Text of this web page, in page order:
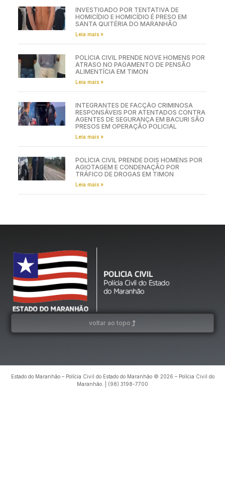
INVESTIGADO POR TENTATIVA DE
HOMICÍDIO E HOMICÍDIO É PRESO EM
SANTA QUITÉRIA DO MARANHÃO
Leia mais »
POLÍCIA CIVIL PRENDE NOVE HOMENS POR
ATRASO NO PAGAMENTO DE PENSÃO
ALIMENTÍCIA EM TIMON
Leia mais »
INTEGRANTES DE FACÇÃO CRIMINOSA
RESPONSÁVEIS POR ATENTADOS CONTRA
AGENTES DE SEGURANÇA EM BACURI SÃO
PRESOS EM OPERAÇÃO POLICIAL
Leia mais »
POLÍCIA CIVIL PRENDE DOIS HOMENS POR
AGIOTAGEM E CONDENAÇÃO POR
TRÁFICO DE DROGAS EM TIMON
Leia mais »
voltar ao topo
Estado do Maranhão – Polícia Civil do Estado do Maranhão © 2026 – Polícia Civil do
Maranhão. | (98) 3198-7700